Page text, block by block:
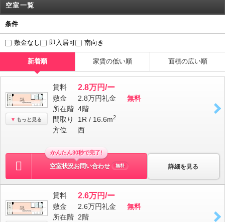
空室一覧
条件
敷金なし 即入居可 南向き
新着順 家賃の低い順 面積の広い順
もっと見る
賃料 2.8万円/ー
敷金 2.8万円礼金
無料
所在階 4階
間取り
1R / 16.6m2
方位 西
詳細を見る
かんたん30秒で完了!
空室状況お問い合わせ 無料
賃料 2.6万円/ー
敷金 2.6万円礼金
無料
所在階 2階